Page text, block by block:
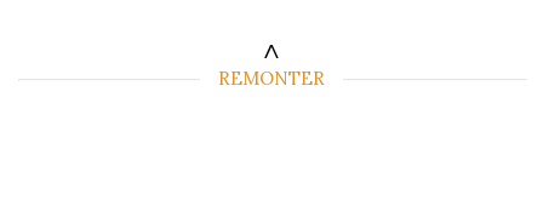
REMONTER